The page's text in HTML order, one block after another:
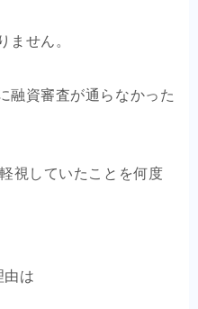
ません。
融資審査が通らなかった
視していたことを何度
由は